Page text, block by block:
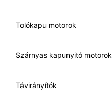
Tolókapu motorok
Szárnyas kapunyitó motorok
Távirányítók